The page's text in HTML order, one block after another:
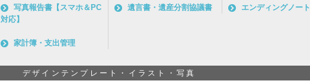
写真報告書【スマホ＆PC
対応】
家計簿・支出管理
遺言書・遺産分割協議書 エンディングノート
デザインテンプレート・イラスト・写真